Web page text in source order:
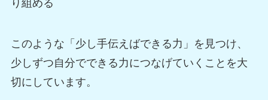
り組める
このような「少し手伝えばできる力」を見つけ、
少しずつ自分でできる力につなげていくことを大
切にしています。